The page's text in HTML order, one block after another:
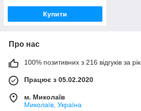
Купити
Про нас
100% позитивних з 216 відгуків за рік
Працює з 05.02.2020
м. Миколаїв
Миколаїв, Україна